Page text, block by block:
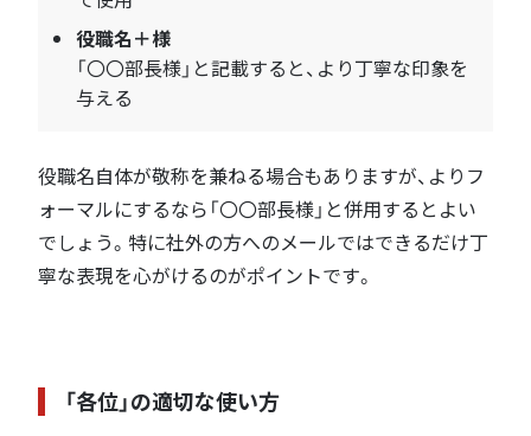
役職名＋様
「〇〇部長様」と記載すると、より丁寧な印象を
与える
役職名自体が敬称を兼ねる場合もありますが、よりフ
ォーマルにするなら「〇〇部長様」と併用するとよい
でしょう。特に社外の方へのメールではできるだけ丁
寧な表現を心がけるのがポイントです。
「各位」の適切な使い方